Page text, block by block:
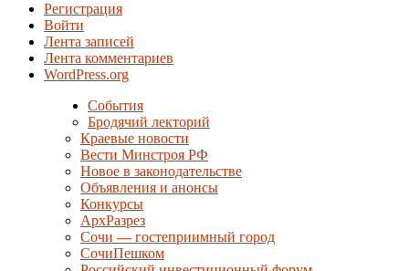
Регистрация
Войти
Лента записей
Лента комментариев
WordPress.org
События
Бродячий лекторий
Краевые новости
Вести Минстроя РФ
Новое в законодательстве
Объявления и анонсы
Конкурсы
АрхРазрез
Сочи — гостеприимный город
СочиПешком